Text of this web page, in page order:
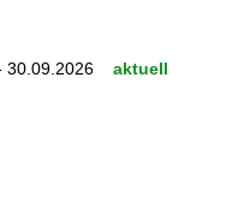
30.09.2026 aktuell